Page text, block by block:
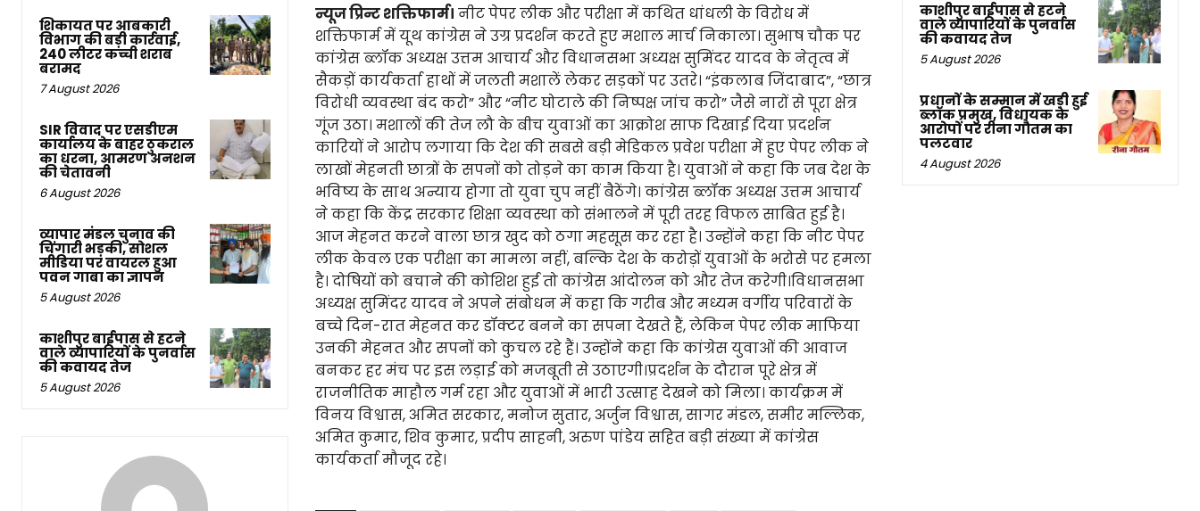
शिकायत पर आबकारी
विभाग की बड़ी कार्रवाई,
240 लीटर कच्ची शराब
बरामद
7 August 2026
SIR विवाद पर एसडीएम
कार्यालय के बाहर ठुकराल
का धरना, आमरण अनशन
की चेतावनी
6 August 2026
व्यापार मंडल चुनाव की
चिंगारी भड़की, सोशल
मीडिया पर वायरल हुआ
पवन गाबा का ज्ञापन
5 August 2026
काशीपुर बाईपास से हटने
वाले व्यापारियों के पुनर्वास
की कवायद तेज
5 August 2026
न्यूज प्रिन्ट शक्तिफार्म। नीट पेपर लीक और परीक्षा में कथित धांधली के विरोध में
शक्तिफार्म में यूथ कांग्रेस ने उग्र प्रदर्शन करते हुए मशाल मार्च निकाला। सुभाष चौक पर
कांग्रेस ब्लॉक अध्यक्ष उत्तम आचार्य और विधानसभा अध्यक्ष सुमिंदर यादव के नेतृत्व में
सैकड़ों कार्यकर्ता हाथों में जलती मशालें लेकर सड़कों पर उतरे। “इंकलाब जिंदाबाद”, “छात्र
विरोधी व्यवस्था बंद करो” और “नीट घोटाले की निष्पक्ष जांच करो” जैसे नारों से पूरा क्षेत्र
गूंज उठा। मशालों की तेज लौ के बीच युवाओं का आक्रोश साफ दिखाई दिया प्रदर्शन
कारियों ने आरोप लगाया कि देश की सबसे बड़ी मेडिकल प्रवेश परीक्षा में हुए पेपर लीक ने
लाखों मेहनती छात्रों के सपनों को तोड़ने का काम किया है। युवाओं ने कहा कि जब देश के
भविष्य के साथ अन्याय होगा तो युवा चुप नहीं बैठेंगे। कांग्रेस ब्लॉक अध्यक्ष उत्तम आचार्य
ने कहा कि केंद्र सरकार शिक्षा व्यवस्था को संभालने में पूरी तरह विफल साबित हुई है।
आज मेहनत करने वाला छात्र खुद को ठगा महसूस कर रहा है। उन्होंने कहा कि नीट पेपर
लीक केवल एक परीक्षा का मामला नहीं, बल्कि देश के करोड़ों युवाओं के भरोसे पर हमला
है। दोषियों को बचाने की कोशिश हुई तो कांग्रेस आंदोलन को और तेज करेगी।विधानसभा
अध्यक्ष सुमिंदर यादव ने अपने संबोधन में कहा कि गरीब और मध्यम वर्गीय परिवारों के
बच्चे दिन-रात मेहनत कर डॉक्टर बनने का सपना देखते हैं, लेकिन पेपर लीक माफिया
उनकी मेहनत और सपनों को कुचल रहे हैं। उन्होंने कहा कि कांग्रेस युवाओं की आवाज
बनकर हर मंच पर इस लड़ाई को मजबूती से उठाएगी।प्रदर्शन के दौरान पूरे क्षेत्र में
राजनीतिक माहौल गर्म रहा और युवाओं में भारी उत्साह देखने को मिला। कार्यक्रम में
विनय विश्वास, अमित सरकार, मनोज सुतार, अर्जुन विश्वास, सागर मंडल, समीर मल्लिक,
अमित कुमार, शिव कुमार, प्रदीप साहनी, अरुण पांडेय सहित बड़ी संख्या में कांग्रेस
कार्यकर्ता मौजूद रहे।
काशीपुर बाईपास से हटने
वाले व्यापारियों के पुनर्वास
की कवायद तेज
5 August 2026
प्रधानों के सम्मान में खड़ी हुई
ब्लॉक प्रमुख, विधायक के
आरोपों पर रीना गौतम का
पलटवार
4 August 2026